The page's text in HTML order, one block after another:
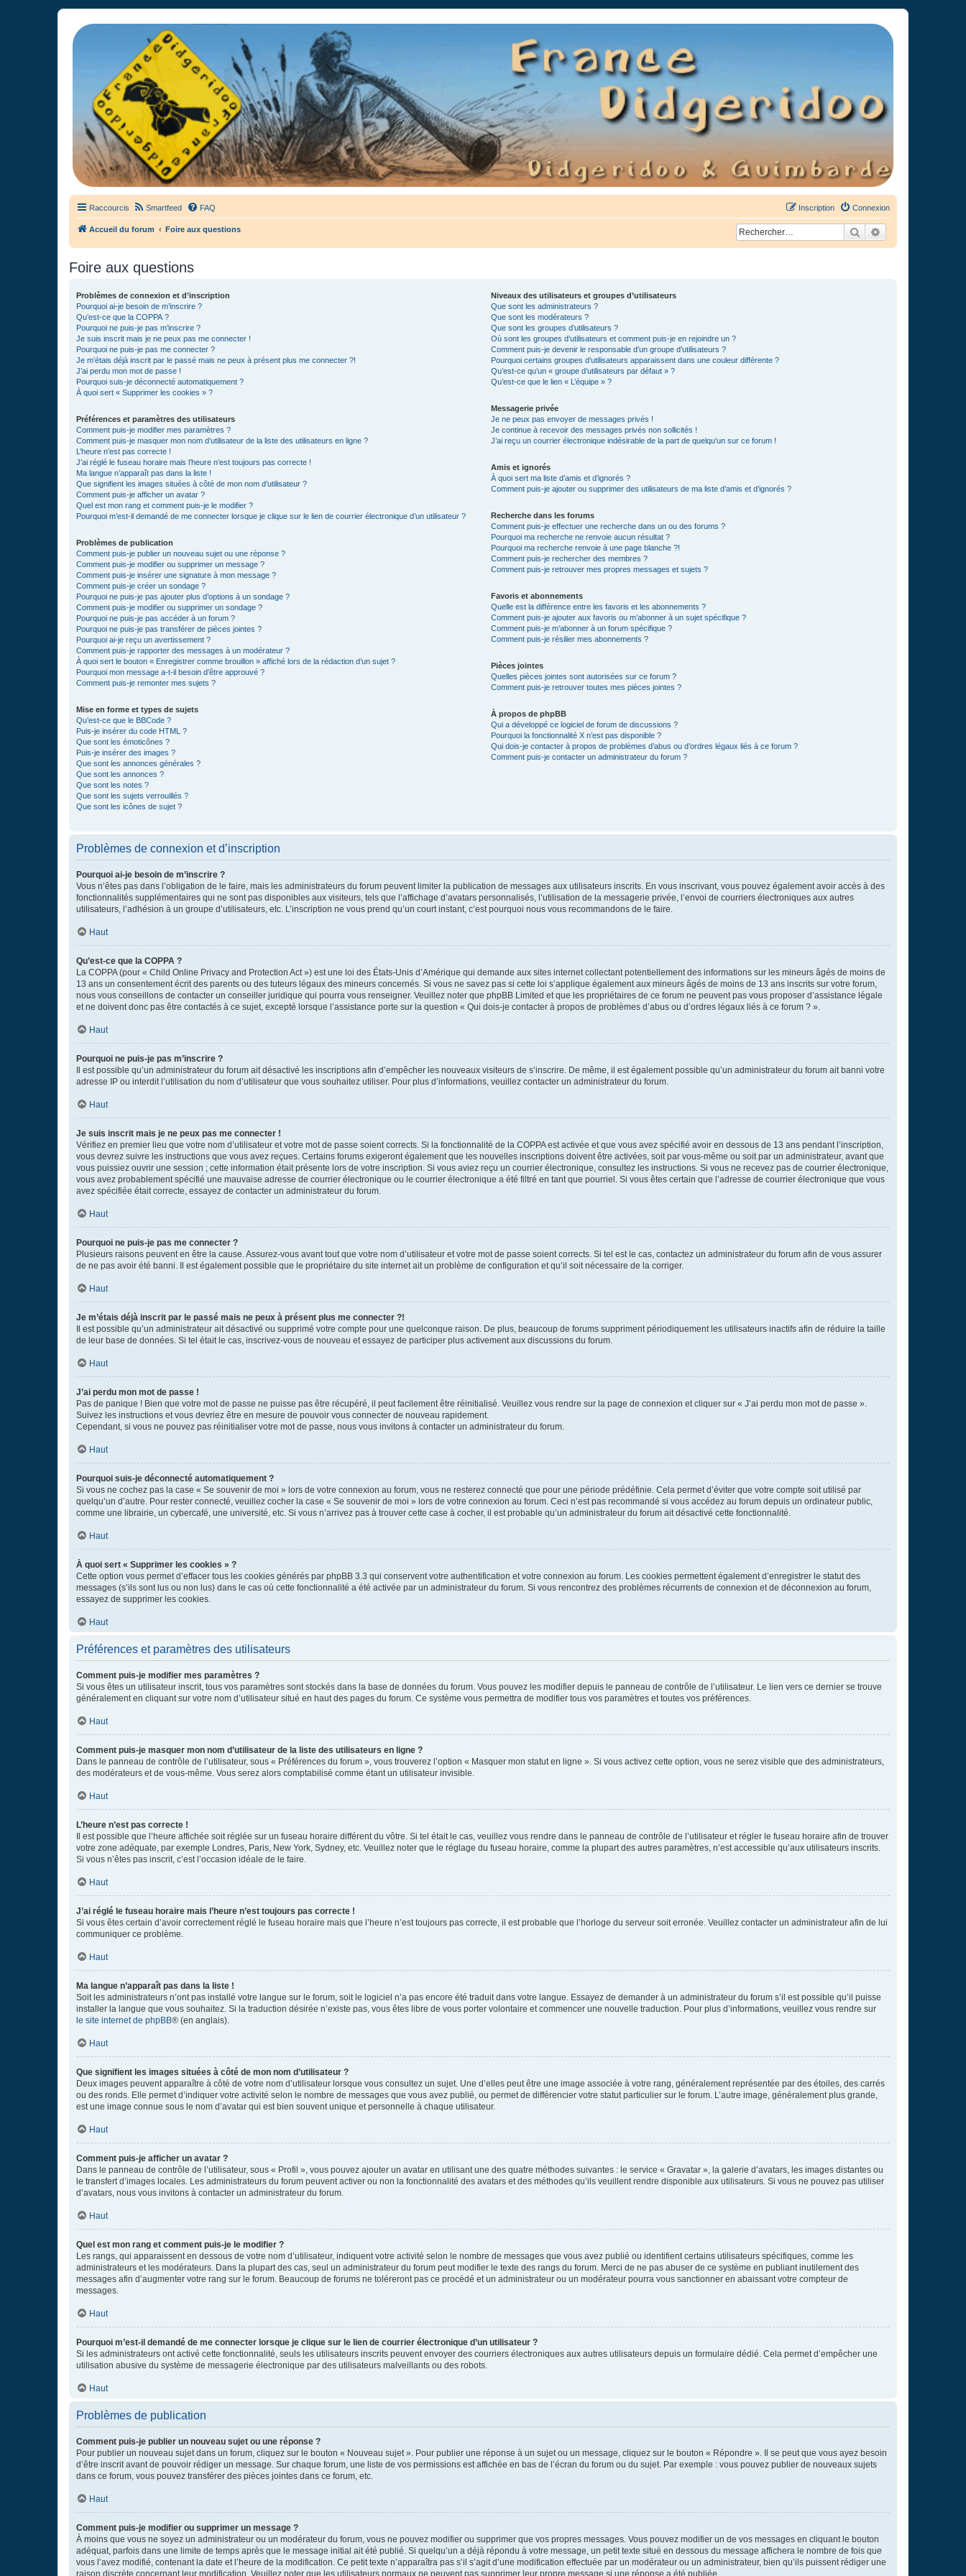
France Didgeridoo
Didgeridoo et Guimbarde sur France Didgeridoo - retrouvez la communauté.
Raccourcis Smartfeed FAQ Connexion
Inscription
Accueil du forum Foire aux questions Rechercher
Foire aux questions
Problèmes de connexion et d’inscription
Pourquoi ai-je besoin de m’inscrire ?
Qu’est-ce que la COPPA ?
Pourquoi ne puis-je pas m’inscrire ?
Je suis inscrit mais je ne peux pas me connecter !
Pourquoi ne puis-je pas me connecter ?
Je m’étais déjà inscrit par le passé mais ne peux à présent plus me connecter ?!
J’ai perdu mon mot de passe !
Pourquoi suis-je déconnecté automatiquement ?
À quoi sert « Supprimer les cookies » ?
Préférences et paramètres des utilisateurs
Comment puis-je modifier mes paramètres ?
Comment puis-je masquer mon nom d’utilisateur de la liste des utilisateurs en ligne ?
L’heure n’est pas correcte !
J’ai réglé le fuseau horaire mais l’heure n’est toujours pas correcte !
Ma langue n’apparaît pas dans la liste !
Que signifient les images situées à côté de mon nom d’utilisateur ?
Comment puis-je afficher un avatar ?
Quel est mon rang et comment puis-je le modifier ?
Pourquoi m’est-il demandé de me connecter lorsque je clique sur le lien de courrier électronique d’un utilisateur ?
Problèmes de publication
Comment puis-je publier un nouveau sujet ou une réponse ?
Comment puis-je modifier ou supprimer un message ?
Comment puis-je insérer une signature à mon message ?
Comment puis-je créer un sondage ?
Pourquoi ne puis-je pas ajouter plus d’options à un sondage ?
Comment puis-je modifier ou supprimer un sondage ?
Pourquoi ne puis-je pas accéder à un forum ?
Pourquoi ne puis-je pas transférer de pièces jointes ?
Pourquoi ai-je reçu un avertissement ?
Comment puis-je rapporter des messages à un modérateur ?
À quoi sert le bouton « Enregistrer comme brouillon » affiché lors de la rédaction d’un sujet ?
Pourquoi mon message a-t-il besoin d’être approuvé ?
Comment puis-je remonter mes sujets ?
Mise en forme et types de sujets
Qu’est-ce que le BBCode ?
Puis-je insérer du code HTML ?
Que sont les émoticônes ?
Puis-je insérer des images ?
Que sont les annonces générales ?
Que sont les annonces ?
Que sont les notes ?
Que sont les sujets verrouillés ?
Que sont les icônes de sujet ?
Niveaux des utilisateurs et groupes d’utilisateurs
Que sont les administrateurs ?
Que sont les modérateurs ?
Que sont les groupes d’utilisateurs ?
Où sont les groupes d’utilisateurs et comment puis-je en rejoindre un ?
Comment puis-je devenir le responsable d’un groupe d’utilisateurs ?
Pourquoi certains groupes d’utilisateurs apparaissent dans une couleur différente ?
Qu’est-ce qu’un « groupe d’utilisateurs par défaut » ?
Qu’est-ce que le lien « L’équipe » ?
Messagerie privée
Je ne peux pas envoyer de messages privés !
Je continue à recevoir des messages privés non sollicités !
J’ai reçu un courrier électronique indésirable de la part de quelqu’un sur ce forum !
Amis et ignorés
À quoi sert ma liste d’amis et d’ignorés ?
Comment puis-je ajouter ou supprimer des utilisateurs de ma liste d’amis et d’ignorés ?
Recherche dans les forums
Comment puis-je effectuer une recherche dans un ou des forums ?
Pourquoi ma recherche ne renvoie aucun résultat ?
Pourquoi ma recherche renvoie à une page blanche ?!
Comment puis-je rechercher des membres ?
Comment puis-je retrouver mes propres messages et sujets ?
Favoris et abonnements
Quelle est la différence entre les favoris et les abonnements ?
Comment puis-je ajouter aux favoris ou m’abonner à un sujet spécifique ?
Comment puis-je m’abonner à un forum spécifique ?
Comment puis-je résilier mes abonnements ?
Pièces jointes
Quelles pièces jointes sont autorisées sur ce forum ?
Comment puis-je retrouver toutes mes pièces jointes ?
À propos de phpBB
Qui a développé ce logiciel de forum de discussions ?
Pourquoi la fonctionnalité X n’est pas disponible ?
Qui dois-je contacter à propos de problèmes d’abus ou d’ordres légaux liés à ce forum ?
Comment puis-je contacter un administrateur du forum ?
Problèmes de connexion et d’inscription
Pourquoi ai-je besoin de m’inscrire ?
Vous n’êtes pas dans l’obligation de le faire, mais les administrateurs du forum peuvent limiter la publication de messages aux utilisateurs inscrits. En vous inscrivant, vous pouvez également avoir accès à des
fonctionnalités supplémentaires qui ne sont pas disponibles aux visiteurs, tels que l’affichage d’avatars personnalisés, l’utilisation de la messagerie privée, l’envoi de courriers électroniques aux autres
utilisateurs, l’adhésion à un groupe d’utilisateurs, etc. L’inscription ne vous prend qu’un court instant, c’est pourquoi nous vous recommandons de le faire.
Haut
Qu’est-ce que la COPPA ?
La COPPA (pour « Child Online Privacy and Protection Act ») est une loi des États-Unis d’Amérique qui demande aux sites internet collectant potentiellement des informations sur les mineurs âgés de moins de
13 ans un consentement écrit des parents ou des tuteurs légaux des mineurs concernés. Si vous ne savez pas si cette loi s’applique également aux mineurs âgés de moins de 13 ans inscrits sur votre forum,
nous vous conseillons de contacter un conseiller juridique qui pourra vous renseigner. Veuillez noter que phpBB Limited et que les propriétaires de ce forum ne peuvent pas vous proposer d’assistance légale
et ne doivent donc pas être contactés à ce sujet, excepté lorsque l’assistance porte sur la question « Qui dois-je contacter à propos de problèmes d’abus ou d’ordres légaux liés à ce forum ? ».
Haut
Pourquoi ne puis-je pas m’inscrire ?
Il est possible qu’un administrateur du forum ait désactivé les inscriptions afin d’empêcher les nouveaux visiteurs de s’inscrire. De même, il est également possible qu’un administrateur du forum ait banni votre
adresse IP ou interdit l’utilisation du nom d’utilisateur que vous souhaitez utiliser. Pour plus d’informations, veuillez contacter un administrateur du forum.
Haut
Je suis inscrit mais je ne peux pas me connecter !
Vérifiez en premier lieu que votre nom d’utilisateur et votre mot de passe soient corrects. Si la fonctionnalité de la COPPA est activée et que vous avez spécifié avoir en dessous de 13 ans pendant l’inscription,
vous devrez suivre les instructions que vous avez reçues. Certains forums exigeront également que les nouvelles inscriptions doivent être activées, soit par vous-même ou soit par un administrateur, avant que
vous puissiez ouvrir une session ; cette information était présente lors de votre inscription. Si vous aviez reçu un courrier électronique, consultez les instructions. Si vous ne recevez pas de courrier électronique,
vous avez probablement spécifié une mauvaise adresse de courrier électronique ou le courrier électronique a été filtré en tant que pourriel. Si vous êtes certain que l’adresse de courrier électronique que vous
avez spécifiée était correcte, essayez de contacter un administrateur du forum.
Haut
Pourquoi ne puis-je pas me connecter ?
Plusieurs raisons peuvent en être la cause. Assurez-vous avant tout que votre nom d’utilisateur et votre mot de passe soient corrects. Si tel est le cas, contactez un administrateur du forum afin de vous assurer
de ne pas avoir été banni. Il est également possible que le propriétaire du site internet ait un problème de configuration et qu’il soit nécessaire de la corriger.
Haut
Je m’étais déjà inscrit par le passé mais ne peux à présent plus me connecter ?!
Il est possible qu’un administrateur ait désactivé ou supprimé votre compte pour une quelconque raison. De plus, beaucoup de forums suppriment périodiquement les utilisateurs inactifs afin de réduire la taille
de leur base de données. Si tel était le cas, inscrivez-vous de nouveau et essayez de participer plus activement aux discussions du forum.
Haut
J’ai perdu mon mot de passe !
Pas de panique ! Bien que votre mot de passe ne puisse pas être récupéré, il peut facilement être réinitialisé. Veuillez vous rendre sur la page de connexion et cliquer sur « J’ai perdu mon mot de passe ».
Suivez les instructions et vous devriez être en mesure de pouvoir vous connecter de nouveau rapidement.
Cependant, si vous ne pouvez pas réinitialiser votre mot de passe, nous vous invitons à contacter un administrateur du forum.
Haut
Pourquoi suis-je déconnecté automatiquement ?
Si vous ne cochez pas la case « Se souvenir de moi » lors de votre connexion au forum, vous ne resterez connecté que pour une période prédéfinie. Cela permet d’éviter que votre compte soit utilisé par
quelqu’un d’autre. Pour rester connecté, veuillez cocher la case « Se souvenir de moi » lors de votre connexion au forum. Ceci n’est pas recommandé si vous accédez au forum depuis un ordinateur public,
comme une librairie, un cybercafé, une université, etc. Si vous n’arrivez pas à trouver cette case à cocher, il est probable qu’un administrateur du forum ait désactivé cette fonctionnalité.
Haut
À quoi sert « Supprimer les cookies » ?
Cette option vous permet d’effacer tous les cookies générés par phpBB 3.3 qui conservent votre authentification et votre connexion au forum. Les cookies permettent également d’enregistrer le statut des
messages (s’ils sont lus ou non lus) dans le cas où cette fonctionnalité a été activée par un administrateur du forum. Si vous rencontrez des problèmes récurrents de connexion et de déconnexion au forum,
essayez de supprimer les cookies.
Haut
Préférences et paramètres des utilisateurs
Comment puis-je modifier mes paramètres ?
Si vous êtes un utilisateur inscrit, tous vos paramètres sont stockés dans la base de données du forum. Vous pouvez les modifier depuis le panneau de contrôle de l’utilisateur. Le lien vers ce dernier se trouve
généralement en cliquant sur votre nom d’utilisateur situé en haut des pages du forum. Ce système vous permettra de modifier tous vos paramètres et toutes vos préférences.
Haut
Comment puis-je masquer mon nom d’utilisateur de la liste des utilisateurs en ligne ?
Dans le panneau de contrôle de l’utilisateur, sous « Préférences du forum », vous trouverez l’option « Masquer mon statut en ligne ». Si vous activez cette option, vous ne serez visible que des administrateurs,
des modérateurs et de vous-même. Vous serez alors comptabilisé comme étant un utilisateur invisible.
Haut
L’heure n’est pas correcte !
Il est possible que l’heure affichée soit réglée sur un fuseau horaire différent du vôtre. Si tel était le cas, veuillez vous rendre dans le panneau de contrôle de l’utilisateur et régler le fuseau horaire afin de trouver
votre zone adéquate, par exemple Londres, Paris, New York, Sydney, etc. Veuillez noter que le réglage du fuseau horaire, comme la plupart des autres paramètres, n’est accessible qu’aux utilisateurs inscrits.
Si vous n’êtes pas inscrit, c’est l’occasion idéale de le faire.
Haut
J’ai réglé le fuseau horaire mais l’heure n’est toujours pas correcte !
Si vous êtes certain d’avoir correctement réglé le fuseau horaire mais que l’heure n’est toujours pas correcte, il est probable que l’horloge du serveur soit erronée. Veuillez contacter un administrateur afin de lui
communiquer ce problème.
Haut
Ma langue n’apparaît pas dans la liste !
Soit les administrateurs n’ont pas installé votre langue sur le forum, soit le logiciel n’a pas encore été traduit dans votre langue. Essayez de demander à un administrateur du forum s’il est possible qu’il puisse
installer la langue que vous souhaitez. Si la traduction désirée n’existe pas, vous êtes libre de vous porter volontaire et commencer une nouvelle traduction. Pour plus d’informations, veuillez vous rendre sur
le site internet de phpBB® (en anglais).
Haut
Que signifient les images situées à côté de mon nom d’utilisateur ?
Deux images peuvent apparaître à côté de votre nom d’utilisateur lorsque vous consultez un sujet. Une d’elles peut être une image associée à votre rang, généralement représentée par des étoiles, des carrés
ou des ronds. Elle permet d’indiquer votre activité selon le nombre de messages que vous avez publié, ou permet de différencier votre statut particulier sur le forum. L’autre image, généralement plus grande,
est une image connue sous le nom d’avatar qui est bien souvent unique et personnelle à chaque utilisateur.
Haut
Comment puis-je afficher un avatar ?
Dans le panneau de contrôle de l’utilisateur, sous « Profil », vous pouvez ajouter un avatar en utilisant une des quatre méthodes suivantes : le service « Gravatar », la galerie d’avatars, les images distantes ou
le transfert d’images locales. Les administrateurs du forum peuvent activer ou non la fonctionnalité des avatars et des méthodes qu’ils veuillent rendre disponible aux utilisateurs. Si vous ne pouvez pas utiliser
d’avatars, nous vous invitons à contacter un administrateur du forum.
Haut
Quel est mon rang et comment puis-je le modifier ?
Les rangs, qui apparaissent en dessous de votre nom d’utilisateur, indiquent votre activité selon le nombre de messages que vous avez publié ou identifient certains utilisateurs spécifiques, comme les
administrateurs et les modérateurs. Dans la plupart des cas, seul un administrateur du forum peut modifier le texte des rangs du forum. Merci de ne pas abuser de ce système en publiant inutilement des
messages afin d’augmenter votre rang sur le forum. Beaucoup de forums ne toléreront pas ce procédé et un administrateur ou un modérateur pourra vous sanctionner en abaissant votre compteur de
messages.
Haut
Pourquoi m’est-il demandé de me connecter lorsque je clique sur le lien de courrier électronique d’un utilisateur ?
Si les administrateurs ont activé cette fonctionnalité, seuls les utilisateurs inscrits peuvent envoyer des courriers électroniques aux autres utilisateurs depuis un formulaire dédié. Cela permet d’empêcher une
utilisation abusive du système de messagerie électronique par des utilisateurs malveillants ou des robots.
Haut
Problèmes de publication
Comment puis-je publier un nouveau sujet ou une réponse ?
Pour publier un nouveau sujet dans un forum, cliquez sur le bouton « Nouveau sujet ». Pour publier une réponse à un sujet ou un message, cliquez sur le bouton « Répondre ». Il se peut que vous ayez besoin
d’être inscrit avant de pouvoir rédiger un message. Sur chaque forum, une liste de vos permissions est affichée en bas de l’écran du forum ou du sujet. Par exemple : vous pouvez publier de nouveaux sujets
dans ce forum, vous pouvez transférer des pièces jointes dans ce forum, etc.
Haut
Comment puis-je modifier ou supprimer un message ?
À moins que vous ne soyez un administrateur ou un modérateur du forum, vous ne pouvez modifier ou supprimer que vos propres messages. Vous pouvez modifier un de vos messages en cliquant le bouton
adéquat, parfois dans une limite de temps après que le message initial ait été publié. Si quelqu’un a déjà répondu à votre message, un petit texte situé en dessous du message affichera le nombre de fois que
vous l’avez modifié, contenant la date et l’heure de la modification. Ce petit texte n’apparaîtra pas s’il s’agit d’une modification effectuée par un modérateur ou un administrateur, bien qu’ils puissent rédiger une
raison discrète concernant leur modification. Veuillez noter que les utilisateurs normaux ne peuvent pas supprimer leur propre message si une réponse a été publiée.